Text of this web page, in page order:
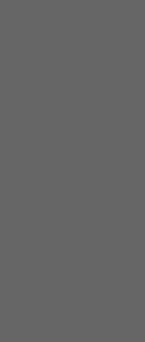
nadal się
życia?
jest